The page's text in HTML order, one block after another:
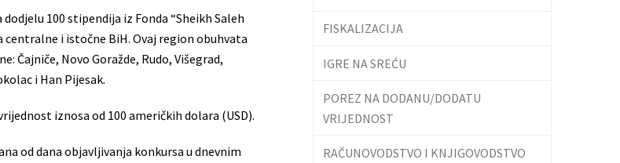
100 stipendija iz Fonda “Sheikh Saleh
centralne i istočne BiH. Ovaj region obuhvata
Novo Goražde, Rudo, Višegrad,
i Han Pijesak.
iznosa od 100 američkih dolara (USD).
od dana objavljivanja konkursa u dnevnim
FISKALIZACIJA
IGRE NA SREĆU
POREZ NA DODANU/DODATU
VRIJEDNOST
RAČUNOVODSTVO I KNJIGOVODSTVO